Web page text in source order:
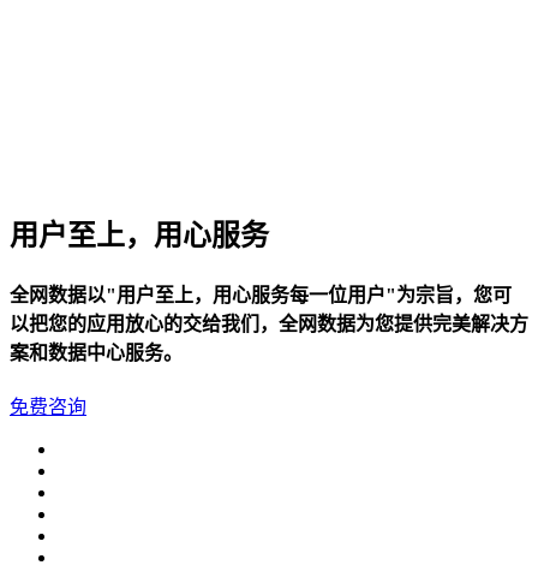
用户至上，用心服务
全网数据以"用户至上，用心服务每一位用户"为宗旨，您可
以把您的应用放心的交给我们，全网数据为您提供完美解决方
案和数据中心服务。
免费咨询